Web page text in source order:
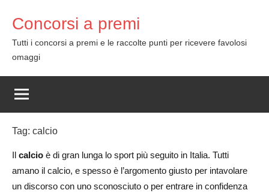
content
Concorsi a premi
Tutti i concorsi a premi e le raccolte punti per ricevere favolosi
omaggi
Tag: calcio
Il calcio è di gran lunga lo sport più seguito in Italia. Tutti
amano il calcio, e spesso è l’argomento giusto per intavolare
un discorso con uno sconosciuto o per entrare in confidenza